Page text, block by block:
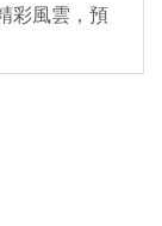
彩風雲，預